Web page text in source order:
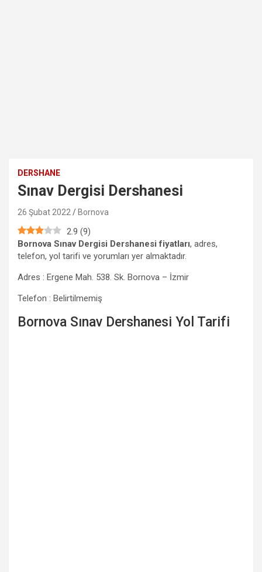
DERSHANE
Sınav Dergisi Dershanesi
26 Şubat 2022 Bornova
2.9 (9)
Bornova Sınav Dergisi Dershanesi fiyatları, adres,
telefon, yol tarifi ve yorumları yer almaktadır.
Adres : Ergene Mah. 538. Sk. Bornova – İzmir
Telefon : Belirtilmemiş
Bornova Sınav Dershanesi Yol Tarifi